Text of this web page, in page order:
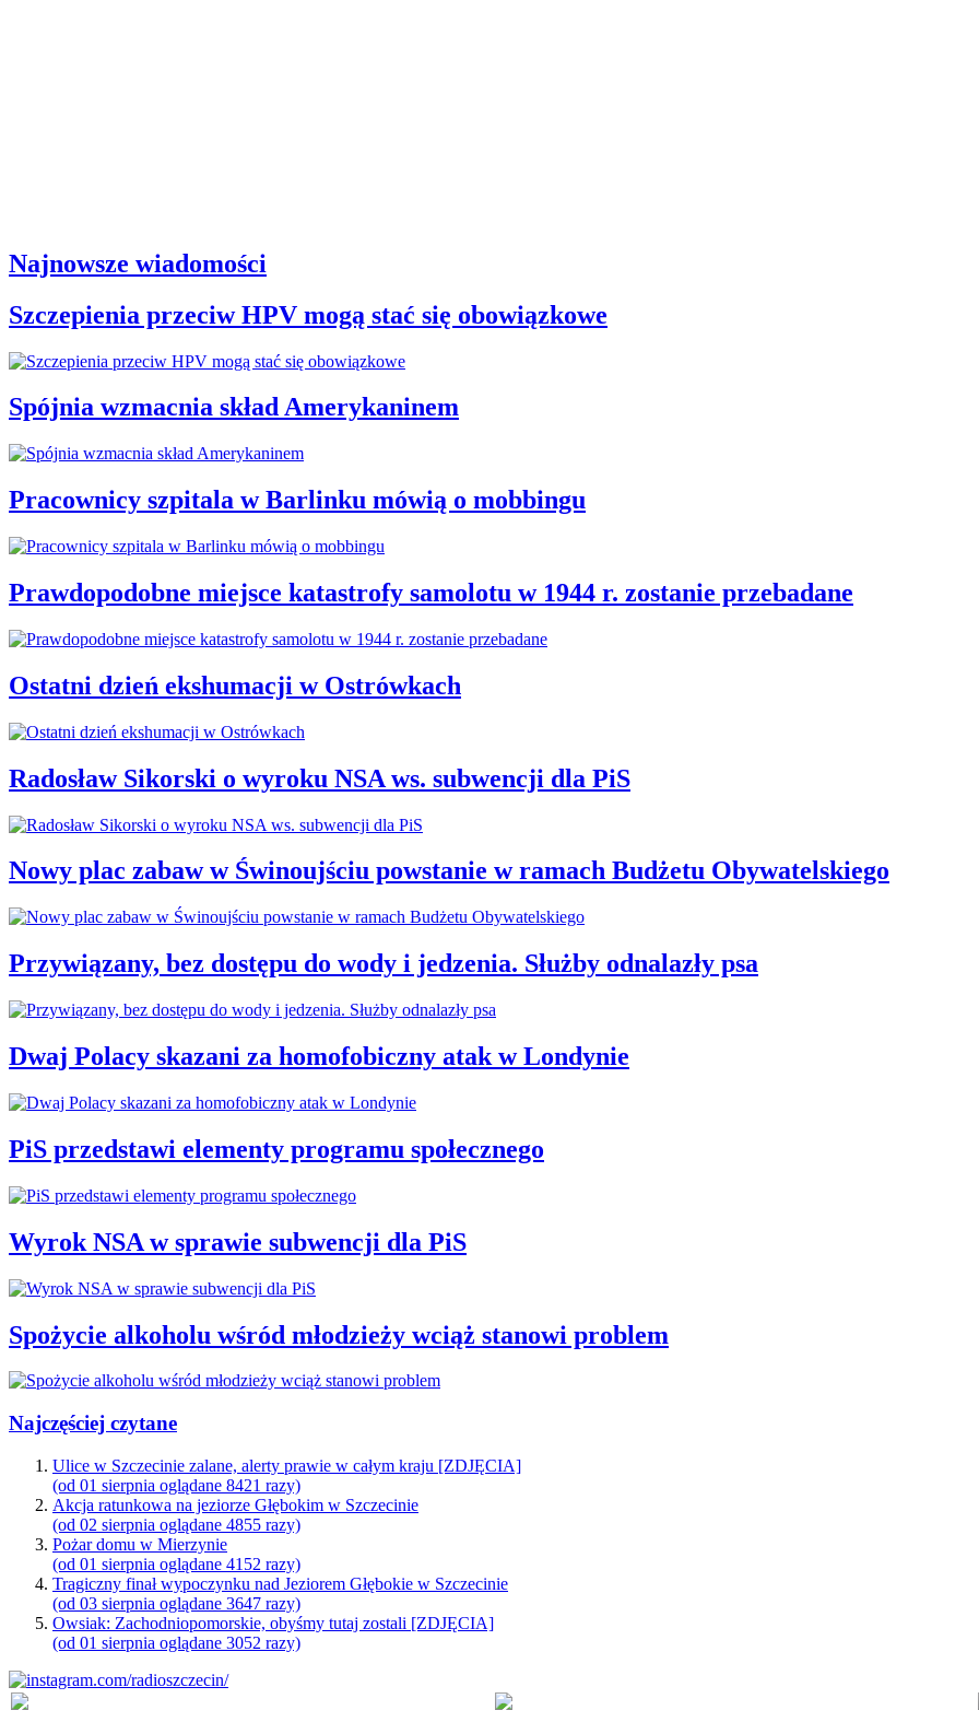
Najnowsze wiadomości
Szczepienia przeciw HPV mogą stać się obowiązkowe
Spójnia wzmacnia skład Amerykaninem
Pracownicy szpitala w Barlinku mówią o mobbingu
Prawdopodobne miejsce katastrofy samolotu w 1944 r. zostanie przebadane
Ostatni dzień ekshumacji w Ostrówkach
Radosław Sikorski o wyroku NSA ws. subwencji dla PiS
Nowy plac zabaw w Świnoujściu powstanie w ramach Budżetu Obywatelskiego
Przywiązany, bez dostępu do wody i jedzenia. Służby odnalazły psa
Dwaj Polacy skazani za homofobiczny atak w Londynie
PiS przedstawi elementy programu społecznego
Wyrok NSA w sprawie subwencji dla PiS
Spożycie alkoholu wśród młodzieży wciąż stanowi problem
Najczęściej czytane
Ulice w Szczecinie zalane, alerty prawie w całym kraju [ZDJĘCIA]
(od 01 sierpnia oglądane 8421 razy)
Akcja ratunkowa na jeziorze Głębokim w Szczecinie
(od 02 sierpnia oglądane 4855 razy)
Pożar domu w Mierzynie
(od 01 sierpnia oglądane 4152 razy)
Tragiczny finał wypoczynku nad Jeziorem Głębokie w Szczecinie
(od 03 sierpnia oglądane 3647 razy)
Owsiak: Zachodniopomorskie, obyśmy tutaj zostali [ZDJĘCIA]
(od 01 sierpnia oglądane 3052 razy)